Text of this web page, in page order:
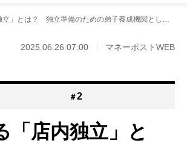
鮨や焼き鳥の名店で広まる「店内独立」とは？ 独立準備のための弟子養成機関として「客・弟子・師匠」みんなが得をする仕組みで「名店が名店を生む」好循環
2025.06.26 07:00 マネーポストWEB
＃2
「店内独立」と